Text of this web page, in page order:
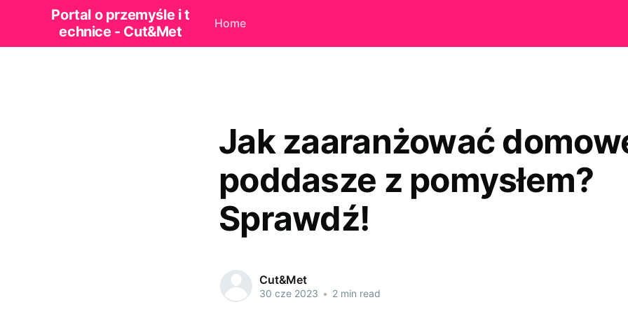
Portal o przemyśle i t
echnice - Cut&Met
Home
Jak zaaranżować
poddasze z pomysłem?
Sprawdź!
Cut&Met
30 cze 2023 • 2 min read